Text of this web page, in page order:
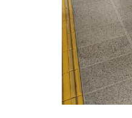
た
ち
と
の
写
真
撮
影
こど